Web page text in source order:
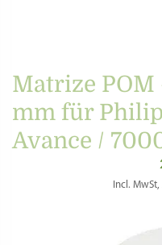
Matrize POM
mm für
Avance /
Incl.